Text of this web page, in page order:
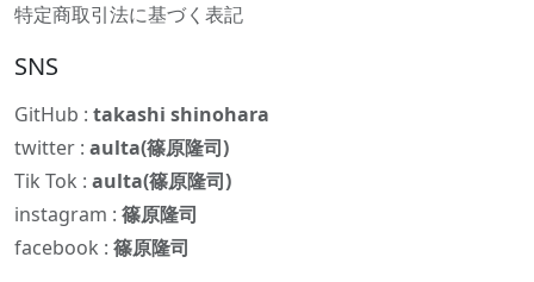
特定商取引法に基づく表記
SNS
GitHub : takashi shinohara
twitter : aulta(篠原隆司)
Tik Tok : aulta(篠原隆司)
instagram : 篠原隆司
facebook : 篠原隆司